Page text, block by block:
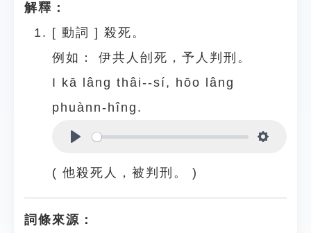
貓頭鷹博士
解釋：
[ 動詞 ] 殺死。
例如：
伊共人刣死，予人判刑。
I kā lâng thâi--sí, hōo lâng
phuànn-hîng.
( 他殺死人，被判刑。 )
詞條來源：